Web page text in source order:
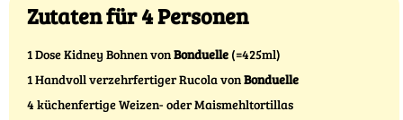
Zutaten für 4 Personen
1 Dose Kidney Bohnen vonBonduelle (=425ml)
1 Handvoll verzehrfertiger Rucola vonBonduelle
4 küchenfertige Weizen- oder Maismehltortillas